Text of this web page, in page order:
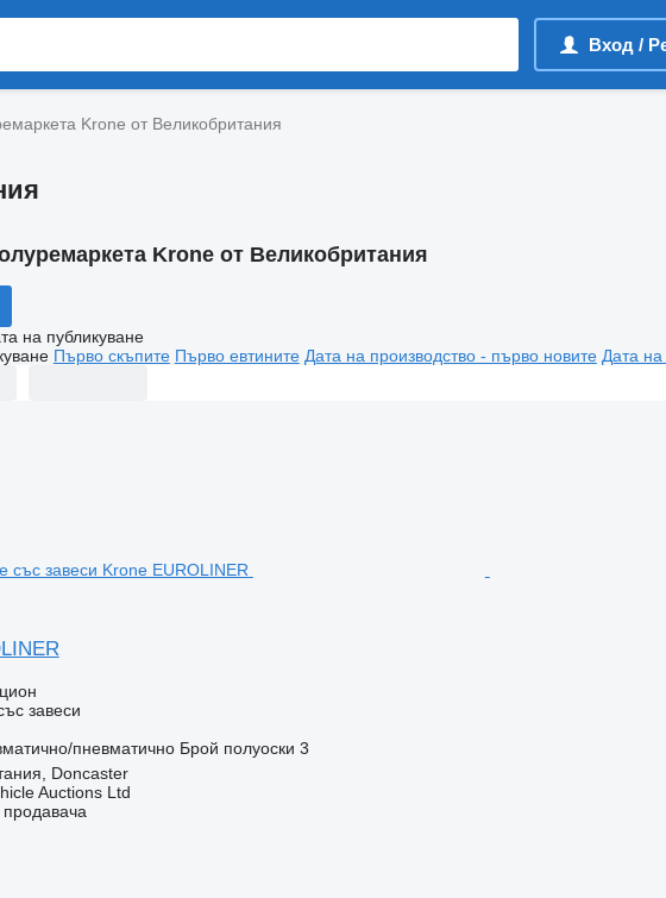
Вход /
Krone от Великобритания
Krone от Великобритания
на публикуване
Първо скъпите Първо евтините Дата на производство - първо новите Дата на
завеси
пневматично Брой полуоски 3
Doncaster
Auctions Ltd